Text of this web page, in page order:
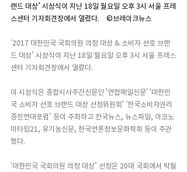
랜드 대상’ 시상식이 지난 18일 월요일 오후 3시 서울 프레
스센터 기자회견장에서 열렸다.    ©브레이크뉴스
‘2017 대한민국 국회의원 의정 대상 & 소비자 선호 브랜
드 대상’ 시상식이 지난 18일 월요일 오후 3시 서울 프레스
센터 기자회견장에서 열렸다.
이 시상식은 종합시사주간신문인 '연합매일신문' '대한민
국 소비자 선호 브랜드 대상 선정위원회' ‘한국소비자권리
증진연대포럼’ 등이 주최하고 전국뉴스, 뉴스파일, 이코노
미타임21, 유기농신문, 한국언론정보문화학회 등이 주관
했다.
‘대한민국 국회의원 의정 대상’ 선정은 20대 국회에서 탁월